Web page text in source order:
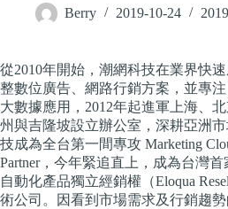
Berry 2019-10-24
從2010年開始，潮網科技在業界快
整數位廣告、網路行銷方案，並專
大數據應用，2012年起進軍上海、
州與吉隆坡設立辦公室，深耕亞洲
技成為全台第一間專攻 Marketing
Partner，今年緊追直上，成為台灣首
自動化產品獨立經銷權（Eloqua
術公司。因看到市場需求及行銷趨